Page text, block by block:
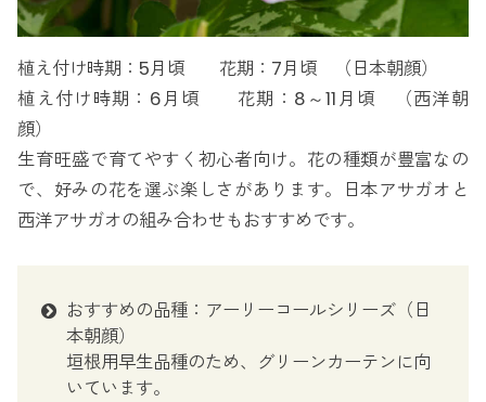
植え付け時期：5月頃 花期：7月頃 （日本朝顔）
植え付け時期：6月頃 花期：8～11月頃 （西洋朝
顔）
生育旺盛で育てやすく初心者向け。花の種類が豊富なの
で、好みの花を選ぶ楽しさがあります。日本アサガオと
西洋アサガオの組み合わせもおすすめです。
おすすめの品種：アーリーコールシリーズ（日
本朝顔）
垣根用早生品種のため、グリーンカーテンに向
いています。